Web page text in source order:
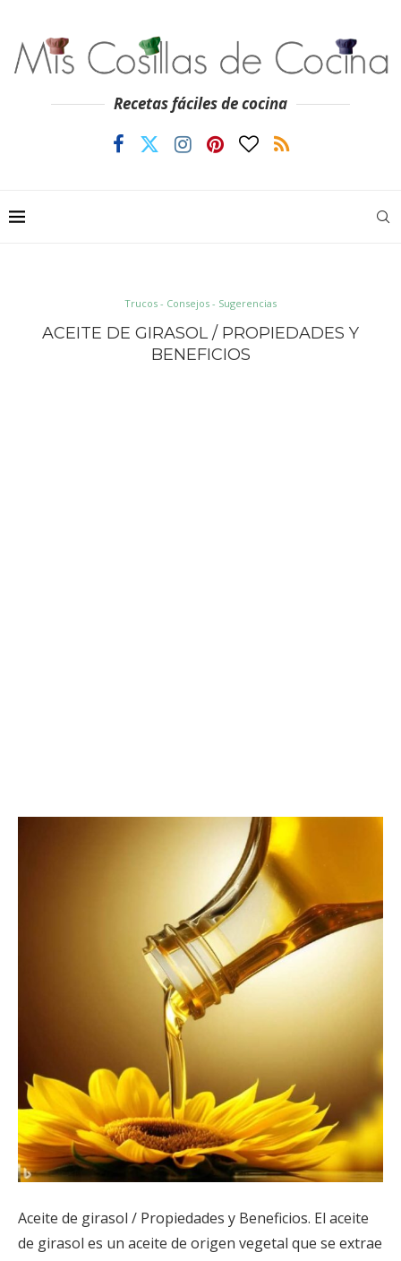
Recetas fáciles de cocina
Trucos - Consejos - Sugerencias
ACEITE DE GIRASOL / PROPIEDADES Y
BENEFICIOS
Aceite de girasol / Propiedades y Beneficios. El aceite
de girasol es un aceite de origen vegetal que se extrae